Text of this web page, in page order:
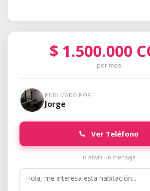
$ 1.500.000
por mes
PUBLICADO POR
Jorge
Ver Teléfono
o envía un mensaje